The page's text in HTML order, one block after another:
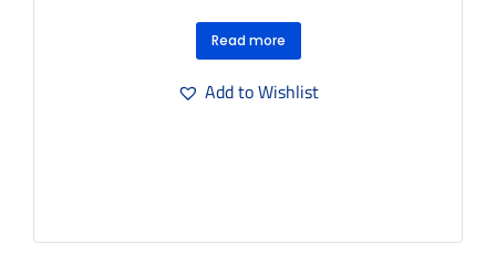
Read more
Add to Wishlist